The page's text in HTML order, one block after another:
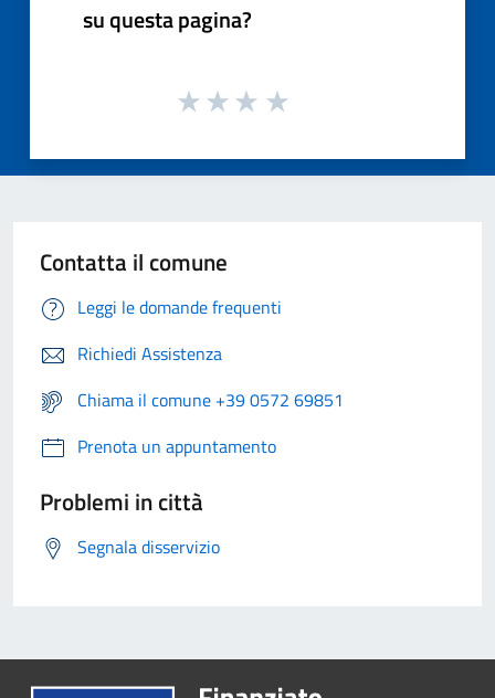
su questa pagina?
Contatta il comune
Leggi le domande frequenti
Richiedi Assistenza
Chiama il comune +39 0572 69851
Prenota un appuntamento
Problemi in città
Segnala disservizio